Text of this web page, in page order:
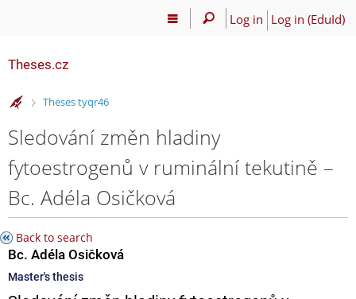
Log in Log in (EduId)
Theses.cz
>
Theses tyqr46
Sledování změn hladiny
fytoestrogenů v ruminální tekutině –
Bc. Adéla Osičková
Back to search
Bc. Adéla Osičková
Master's thesis